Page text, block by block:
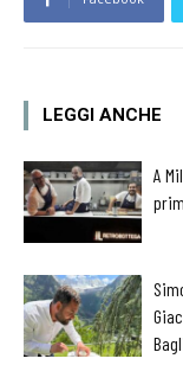
LEGGI ANCHE
A